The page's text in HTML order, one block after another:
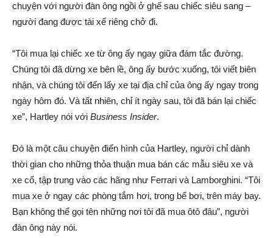
chuyện với người đàn ông ngồi ở ghế sau chiếc siêu sang –
người đang được tài xế riêng chở đi.
“Tôi mua lại chiếc xe từ ông ấy ngay giữa đám tắc đường.
Chúng tôi đã dừng xe bên lề, ông ấy bước xuống, tôi viết biên
nhận, và chúng tôi đến lấy xe tại địa chỉ của ông ấy ngay trong
ngày hôm đó. Và tất nhiên, chỉ ít ngày sau, tôi đã bán lại chiếc
xe”, Hartley nói với Business Insider.
Đó là một câu chuyện điển hình của Hartley, người chỉ dành
thời gian cho những thỏa thuận mua bán các mẫu siêu xe và
xe cổ, tập trung vào các hãng như Ferrari và Lamborghini. “Tôi
mua xe ở ngay các phòng tắm hơi, trong bể bơi, trên máy bay.
Bạn không thể gọi tên những nơi tôi đã mua ôtô đâu”, người
đàn ông này nói.